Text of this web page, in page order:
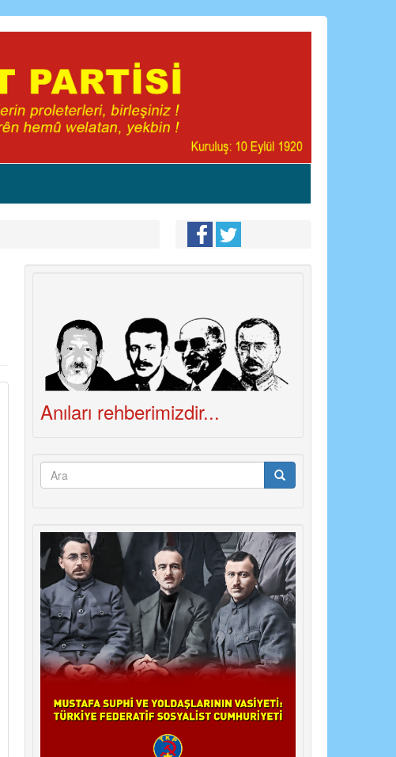
Anıları rehberimizdir...
Arama